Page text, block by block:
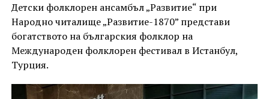
Детски фолклорен ансамбъл „Развитие“ при
Народно читалище „Развитие-1870” представи
богатството на българския фолклор на
Международен фолклорен фестивал в Истанбул,
Турция.